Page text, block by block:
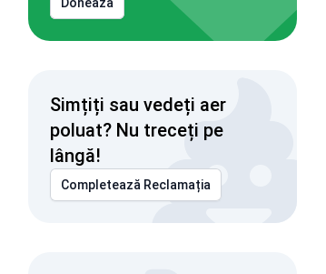
Simțiți sau vedeți aer
poluat? Nu treceți pe
lângă!
Completează Reclamația